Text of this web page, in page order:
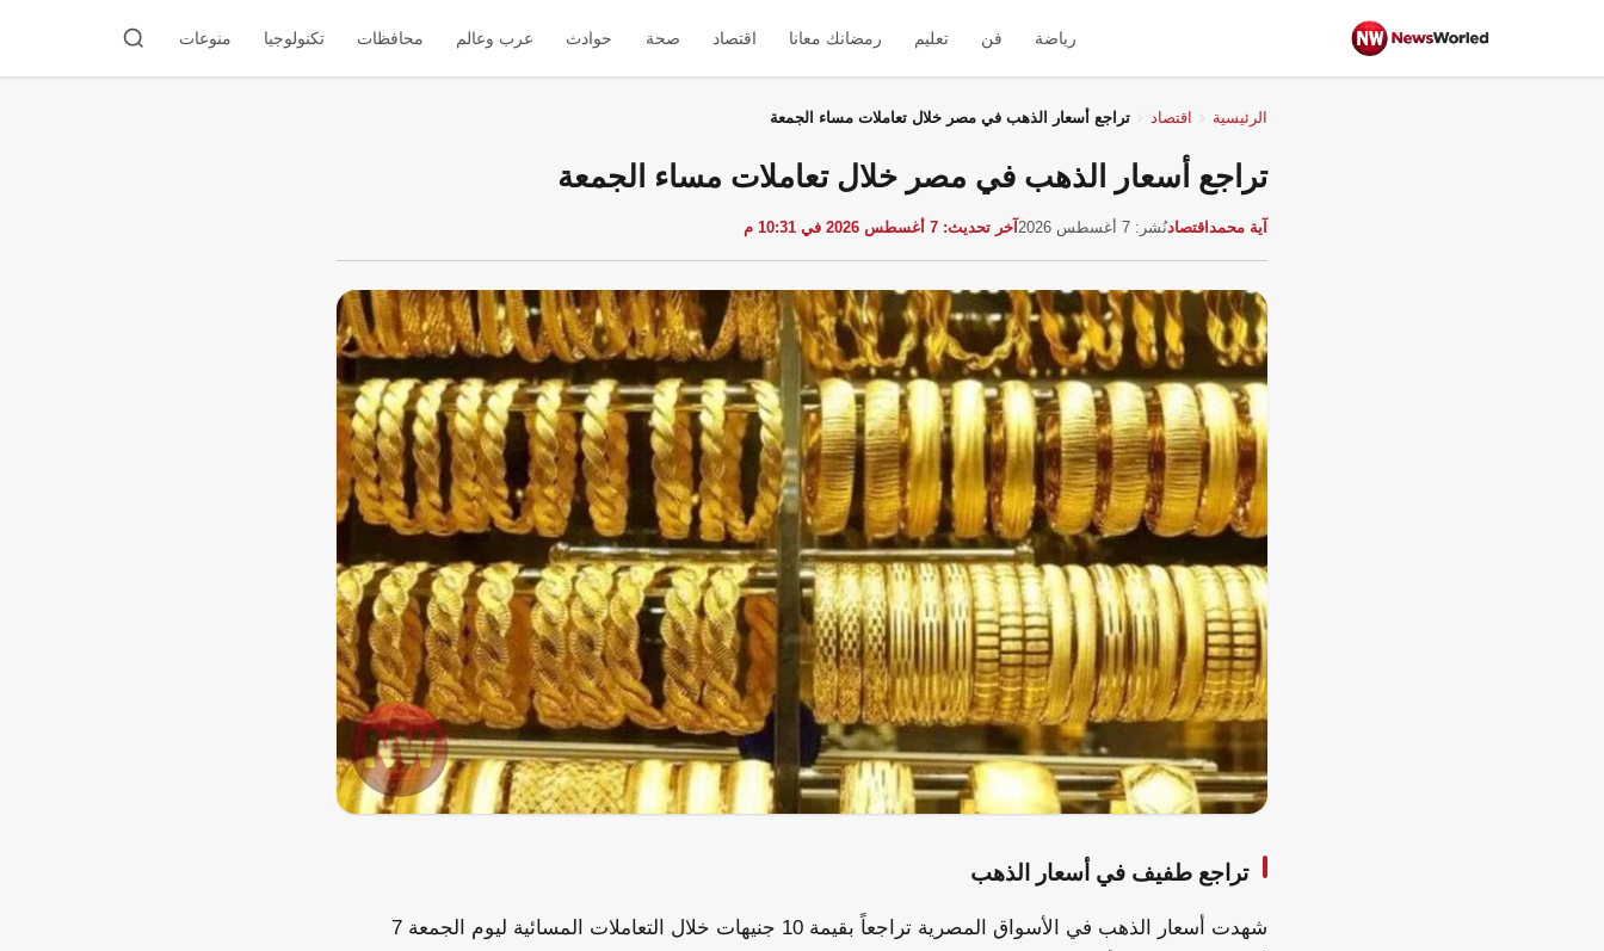
رياضة فن تعليم رمضانك معانا اقتصاد صحة حوادث عرب وعالم محافظات تكنولوجيا منوعات
الرئيسية اقتصاد تراجع أسعار الذهب في مصر خلال تعاملات مساء الجمعة
تراجع أسعار الذهب في مصر خلال تعاملات مساء الجمعة
آية محمد اقتصادنُشر: 7 أغسطس 2026 آخر تحديث: 7 أغسطس 2026 في 10:31 م
تراجع طفيف في أسعار الذهب
شهدت أسعار الذهب في الأسواق المصرية تراجعاً بقيمة 10 جنيهات خلال التعاملات المسائية ليوم الجمعة 7